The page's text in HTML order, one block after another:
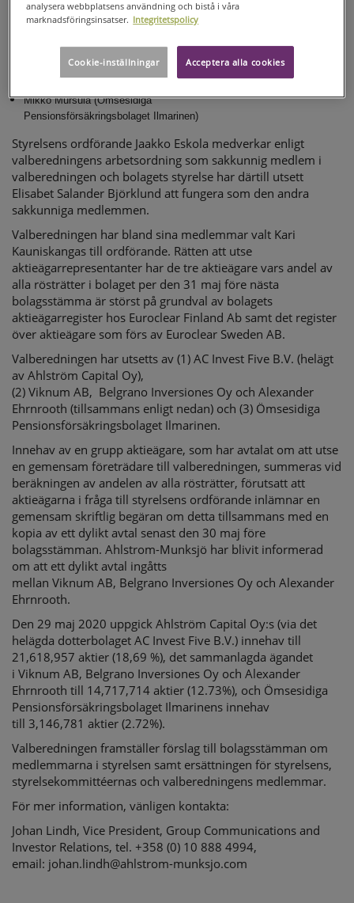
Kari Kauniskangas (AC Invest Five B.V., helägt av
Ahlström Capital Oy)
Alexander Ehrnrooth
Mikko Mursula (Ömsesidiga
Pensionsförsäkringsbolaget Ilmarinen)
Styrelsens ordförande Jaakko Eskola medverkar enligt
valberedningens arbetsordning som sakkunnig medlem i
valberedningen och bolagets styrelse har därtill utsett
Elisabet Salander Björklund att fungera som den andra
sakkunniga medlemmen.
Valberedningen har bland sina medlemmar valt Kari
Kauniskangas till ordförande. Rätten att utse
aktieägarrepresentanter har de tre aktieägare vars andel av
alla rösträtter i bolaget per den 31 maj före nästa
bolagsstämma är störst på grundval av bolagets
aktieägarregister hos Euroclear Finland Ab samt det register
över aktieägare som förs av Euroclear Sweden AB.
Valberedningen har utsetts av (1) AC Invest Five B.V. (helägt
av Ahlström Capital Oy),
(2) Viknum AB, Belgrano Inversiones Oy och Alexander
Ehrnrooth (tillsammans enligt nedan) och (3) Ömsesidiga
Pensionsförsäkringsbolaget Ilmarinen.
Innehav av en grupp aktieägare, som har avtalat om att utse
en gemensam företrädare till valberedningen, summeras vid
beräkningen av andelen av alla rösträtter, förutsatt att
aktieägarna i fråga till styrelsens ordförande inlämnar en
gemensam skriftlig begäran om detta tillsammans med en
kopia av ett dylikt avtal senast den 30 maj före
bolagsstämman. Ahlstrom-Munksjö har blivit informerad
om att ett dylikt avtal ingåtts
mellan Viknum AB, Belgrano Inversiones Oy och Alexander
Ehrnrooth.
Den 29 maj 2020 uppgick Ahlström Capital Oy:s (via det
helägda dotterbolaget AC Invest Five B.V.) innehav till
21,618,957 aktier (18,69 %), det sammanlagda ägandet
i Viknum AB, Belgrano Inversiones Oy och Alexander
Ehrnrooth till 14,717,714 aktier (12.73%), och Ömsesidiga
Pensionsförsäkringsbolaget Ilmarinens innehav
till 3,146,781 aktier (2.72%).
Valberedningen framställer förslag till bolagsstämman om
medlemmarna i styrelsen samt ersättningen för styrelsens,
styrelsekommittéernas och valberedningens medlemmar.
För mer information, vänligen kontakta:
Johan Lindh, Vice President, Group Communications and
Investor Relations, tel. +358 (0) 10 888 4994,
email: johan.lindh@ahlstrom-munksjo.com
analysera webbplatsens användning och bistå i våra
marknadsföringsinsatser. Integritetspolicy
Acceptera alla cookies
Cookie-inställningar